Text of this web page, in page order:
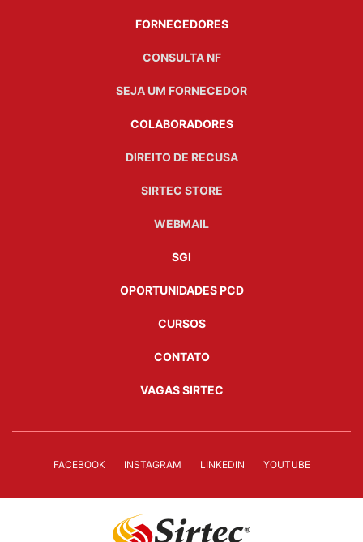
FORNECEDORES
CONSULTA NF
SEJA UM FORNECEDOR
COLABORADORES
DIREITO DE RECUSA
SIRTEC STORE
WEBMAIL
SGI
OPORTUNIDADES PCD
CURSOS
CONTATO
VAGAS SIRTEC
FACEBOOK INSTAGRAM LINKEDIN YOUTUBE